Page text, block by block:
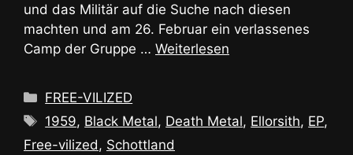
und das Militär auf die Suche nach diesen
machten und am 26. Februar ein verlassenes
Camp der Gruppe … Weiterlesen
Kategorien
FREE-VILIZED
Schlagwörter
1959, Black Metal, Death Metal, Ellorsith, EP,
Free-vilized, Schottland